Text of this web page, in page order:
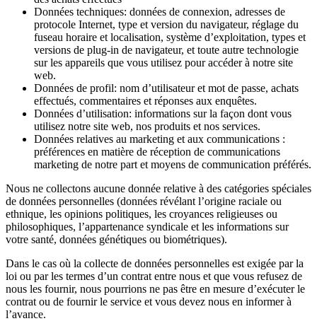
Données techniques: données de connexion, adresses de
protocole Internet, type et version du navigateur, réglage du
fuseau horaire et localisation, système d’exploitation, types et
versions de plug-in de navigateur, et toute autre technologie
sur les appareils que vous utilisez pour accéder à notre site
web.
Données de profil: nom d’utilisateur et mot de passe, achats
effectués, commentaires et réponses aux enquêtes.
Données d’utilisation: informations sur la façon dont vous
utilisez notre site web, nos produits et nos services.
Données relatives au marketing et aux communications :
préférences en matière de réception de communications
marketing de notre part et moyens de communication préférés.
Nous ne collectons aucune donnée relative à des catégories spéciales
de données personnelles (données révélant l’origine raciale ou
ethnique, les opinions politiques, les croyances religieuses ou
philosophiques, l’appartenance syndicale et les informations sur
votre santé, données génétiques ou biométriques).
Dans le cas où la collecte de données personnelles est exigée par la
loi ou par les termes d’un contrat entre nous et que vous refusez de
nous les fournir, nous pourrions ne pas être en mesure d’exécuter le
contrat ou de fournir le service et vous devez nous en informer à
l’avance.